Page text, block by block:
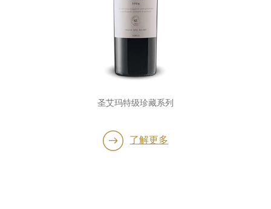
圣艾玛特级珍藏系列
了解更多